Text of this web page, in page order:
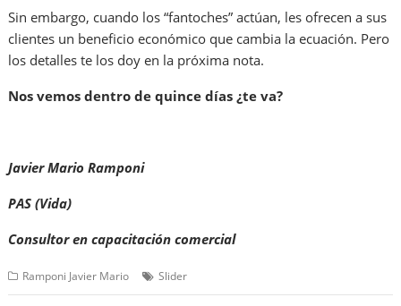
Sin embargo, cuando los “fantoches” actúan, les ofrecen a sus
clientes un beneficio económico que cambia la ecuación. Pero
los detalles te los doy en la próxima nota.
Nos vemos dentro de quince días ¿te va?
Javier Mario Ramponi
PAS (Vida)
Consultor en capacitación comercial
Ramponi Javier Mario Slider